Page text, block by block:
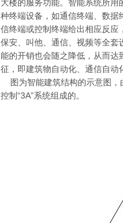
大楼的服务功能。智能系统所
种终端设备，如通信终端、数据
信终端或控制终端给出相应反应
保安、叫他、通信、视频等全
能的开销也会随之降低，从而
征，即建筑物自动化、通信自动
图为智能建筑结构的示意图，
控制“3A”系统组成的。